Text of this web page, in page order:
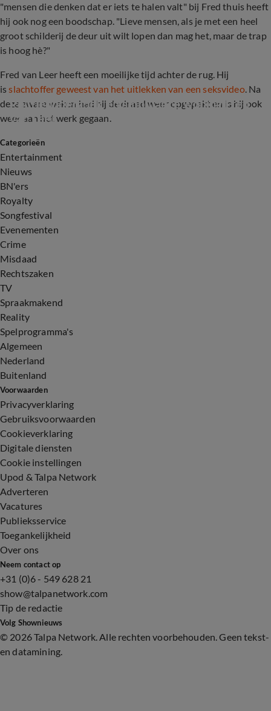
"mensen die denken dat er iets te halen valt" bij Fred thuis heeft
hij ook nog een boodschap. "Lieve mensen, als je met een heel
groot schilderij de deur uit wilt lopen dan mag het, maar de trap
is hoog hè?"
Fred van Leer heeft een moeilijke tijd achter de rug. Hij
isslachtoffer geweest van het uitlekken van een seksvideo. Na
deze zware weken had hij de draad weer opgepakt en is hij ook
weer aan het werk gegaan.
2:14
Politieonderzoek en ambulance woning Fred
van Leer
Categorieën
Entertainment
Nieuws
BN'ers
Royalty
Songfestival
Evenementen
Crime
Misdaad
Rechtszaken
TV
Spraakmakend
Reality
Spelprogramma's
Algemeen
Nederland
Buitenland
Voorwaarden
Privacyverklaring
Gebruiksvoorwaarden
Cookieverklaring
Digitale diensten
Cookie instellingen
Upod & Talpa Network
Adverteren
Vacatures
Publieksservice
Toegankelijkheid
Over ons
Neem contact op
+31 (0)6 - 549 628 21
show@talpanetwork.com
Tip de redactie
Volg Shownieuws
© 2026 Talpa Network. Alle rechten voorbehouden. Geen tekst-
en datamining.